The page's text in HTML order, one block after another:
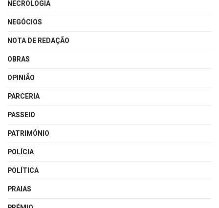
NECROLOGIA
NEGÓCIOS
NOTA DE REDAÇÃO
OBRAS
OPINIÃO
PARCERIA
PASSEIO
PATRIMÓNIO
POLÍCIA
POLÍTICA
PRAIAS